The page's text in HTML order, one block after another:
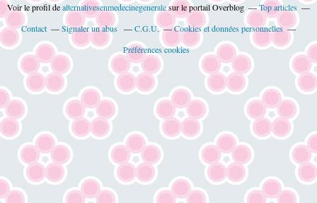
Voir le profil dealternativesenmedecinegeneralesur le portail Overblog
Top articles
Contact
Signaler un abus C.G.U.
Cookies et données personnelles
Préférences cookies